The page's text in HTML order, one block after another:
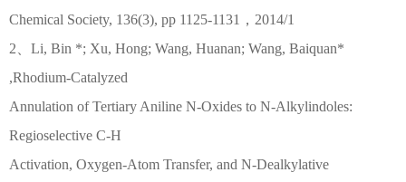
Chemical Society, 136(3), pp 1125-1131，2014/1
2、Li, Bin *; Xu, Hong; Wang, Huanan; Wang, Baiquan*
,Rhodium-Catalyzed
Annulation of Tertiary Aniline N-Oxides to N-Alkylindoles:
Regioselective C-H
Activation, Oxygen-Atom Transfer, and N-Dealkylative